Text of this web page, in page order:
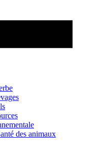
des animaux